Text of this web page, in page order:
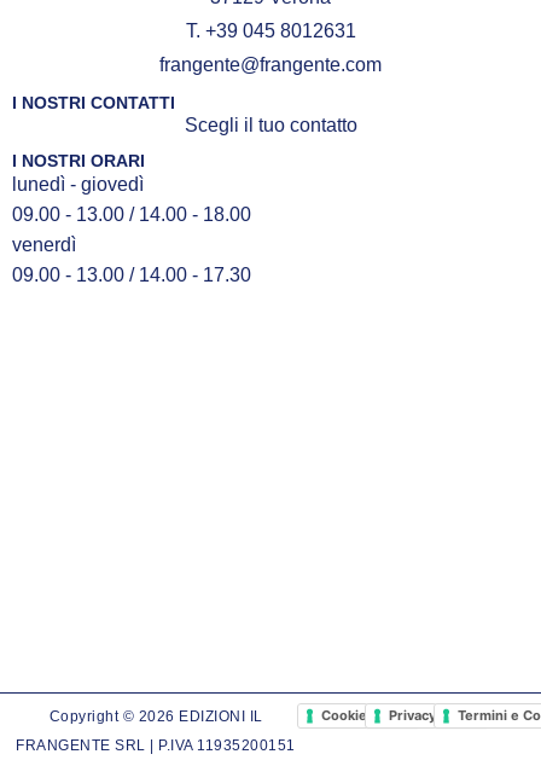
T. +39 045 8012631
frangente@frangente.com
I NOSTRI CONTATTI
Scegli il tuo contatto
I NOSTRI ORARI
lunedì - giovedì
09.00 - 13.00 / 14.00 - 18.00
venerdì
09.00 - 13.00 / 14.00 - 17.30
Copyright © 2026 EDIZIONI IL
FRANGENTE SRL | P.IVA 11935200151
Cookie PolicyPrivacy PolicyTermini e